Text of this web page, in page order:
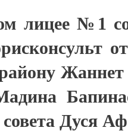
лицее №1
Дуся